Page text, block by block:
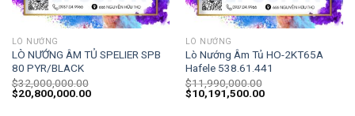
LÒ NƯỚNG
LÒ NƯỚNG ÂM TỦ SPELIER SPB
80 PYR/BLACK
$32,000,000.00
$20,800,000.00
LÒ NƯỚNG
Lò Nướng Âm Tủ HO-2KT65A
Hafele 538.61.441
$11,990,000.00
$10,191,500.00